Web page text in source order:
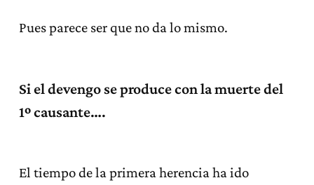
Pues parece ser que no da lo mismo.
Si el devengo se produce con la muerte del
1º causante….
El tiempo de la primera herencia ha ido